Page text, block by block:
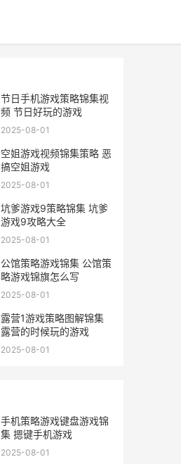
节日手机游戏策略锦集视
频 节日好玩的游戏
2025-08-01
空姐游戏视频锦集策略 恶
搞空姐游戏
2025-08-01
坑爹游戏9策略锦集 坑爹
游戏9攻略大全
2025-08-01
公馆策略游戏锦集 公馆策
略游戏锦旗怎么写
2025-08-01
露营1游戏策略图解锦集
露营的时候玩的游戏
2025-08-01
手机策略游戏键盘游戏锦
集 摁键手机游戏
2025-08-01